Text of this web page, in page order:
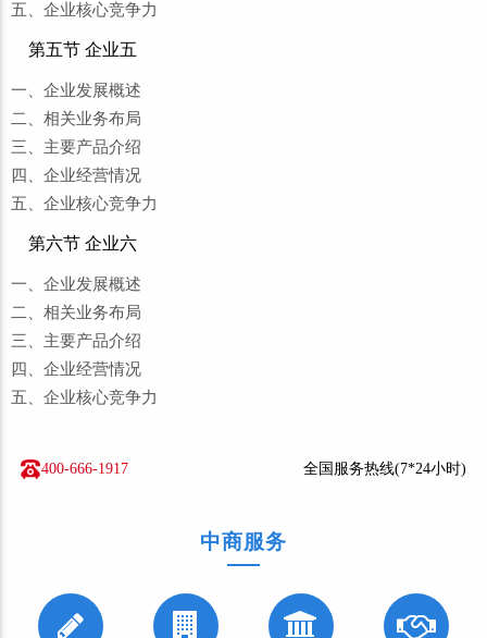
五、企业核心竞争力
第五节 企业五
一、企业发展概述
二、相关业务布局
三、主要产品介绍
四、企业经营情况
五、企业核心竞争力
第六节 企业六
一、企业发展概述
二、相关业务布局
三、主要产品介绍
四、企业经营情况
五、企业核心竞争力
400-666-1917 全国服务热线(7*24小时)
中商服务